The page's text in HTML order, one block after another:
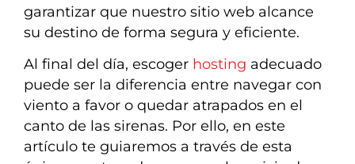
garantizar que nuestro sitio web alcance
su destino de forma segura y eficiente.
Al final del día, escoger hosting adecuado
puede ser la diferencia entre navegar con
viento a favor o quedar atrapados en el
canto de las sirenas. Por ello, en este
artículo te guiaremos a través de esta